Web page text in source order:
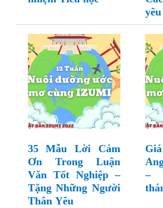
35 Mẫu Lời Cảm
Ơn Trong Luận
Văn Tốt Nghiệp –
Tặng Những Người
Thân Yêu
–